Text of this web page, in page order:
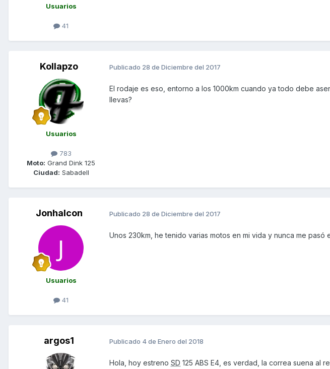
Usuarios
41
Kollapzo
Usuarios
783
Moto: Grand Dink 125
Ciudad: Sabadell
Publicado 28 de Diciembre del 2017
El rodaje es eso, entorno a los 1000km cuando ya todo debe
llevas?
Jonhalcon
Usuarios
41
Publicado 28 de Diciembre del 2017
Unos 230km, he tenido varias motos en mi vida y nunca me
argos1 Publicado 4 de Enero del 2018
Hola, hoy estreno SD 125 ABS E4, es verdad, la correa suena al